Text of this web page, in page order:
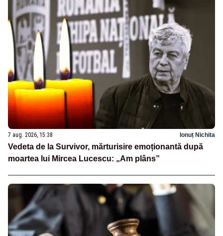
7 aug. 2026, 15:38 Ionuț Nichita
Vedeta de la Survivor, mărturisire emoționantă după
moartea lui Mircea Lucescu: „Am plâns”